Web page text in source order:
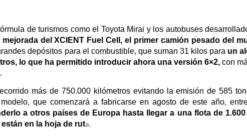
de turismos como el Toyota Mirai y los autobuses
del XCIENT Fuel Cell, el primer camión pesado del
depósitos para el combustible, que suman 31 kilos para un
lo que ha permitido introducir ahora una versión 6×2, con
más de 750.000 kilómetros evitando la emisión de 585
que comenzará a fabricarse en agosto de este año,
a otros países de Europa hasta llegar a una flota de
en la hoja de ruta.